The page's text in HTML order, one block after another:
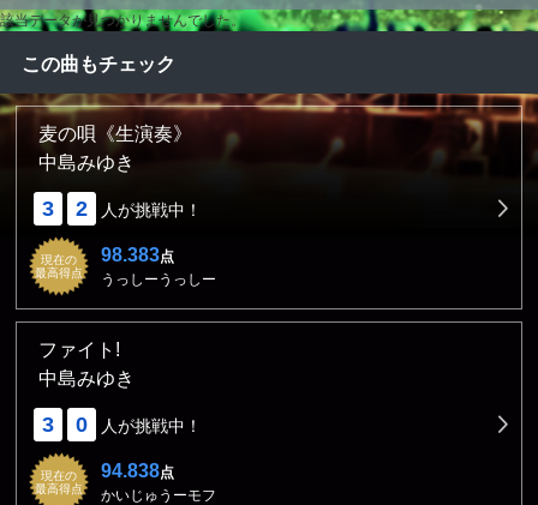
該当データが見つかりませんでした。
この曲もチェック
麦の唄《生演奏》
中島みゆき
3 2 人が挑戦中！
現在の
最高得点
98.383点
うっしーうっしー
ファイト!
中島みゆき
3 0 人が挑戦中！
現在の
最高得点
94.838点
かいじゅうーモフ